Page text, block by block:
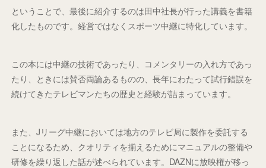
ということで、最後に紹介するのは田中社長が行った講義を書籍
化したものです。経営ではなくスポーツ中継に特化しています。
この本には中継の技術であったり、コメンタリーの入れ方であっ
たり、ときには賛否両論あるものの、長年にわたって試行錯誤を
続けてきたテレビマンたちの歴史と経験が詰まっています。
また、Jリーグ中継においては地方のテレビ局に製作を委託する
ことになるため、クオリティを揃えるためにマニュアルの整備や
研修を繰り返した話が述べられています。DAZNに放映権が移っ